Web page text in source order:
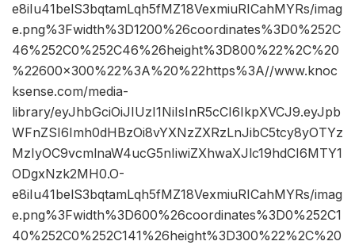
e8iIu41belS3bqtamLqh5fMZ18VexmiuRICahMYRs/imag
e.png%3Fwidth%3D1200%26coordinates%3D0%252C
46%252C0%252C46%26height%3D800%22%2C%20
%22600×300%22%3A%20%22https%3A//www.knoc
ksense.com/media-
library/eyJhbGciOiJIUzI1NiIsInR5cCI6IkpXVCJ9.eyJpb
WFnZSI6Imh0dHBzOi8vYXNzZXRzLnJibC5tcy8yOTYz
MzIyOC9vcmlnaW4ucG5nIiwiZXhwaXJlc19hdCI6MTY1
ODgxNzk2MH0.O-
e8iIu41belS3bqtamLqh5fMZ18VexmiuRICahMYRs/imag
e.png%3Fwidth%3D600%26coordinates%3D0%252C1
40%252C0%252C141%26height%3D300%22%2C%20